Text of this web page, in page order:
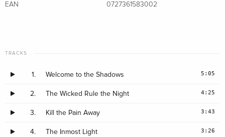
EAN 0727361583002
TRACKS
1. Welcome to the Shadows 5:05
2. The Wicked Rule the Night 4:25
3. Kill the Pain Away 3:43
4. The Inmost Light 3:26